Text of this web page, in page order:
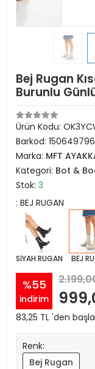
Bej Rugan
Burunlu
Ürün Kodu:
Barkod:
Marka: MFT
Kategori: Bot &
Stok: 3
: BEJ RUGAN
SİYAH RUGAN BEJ
%55
indirim
83,25 TL 'den
Renk:
Bej Rugan